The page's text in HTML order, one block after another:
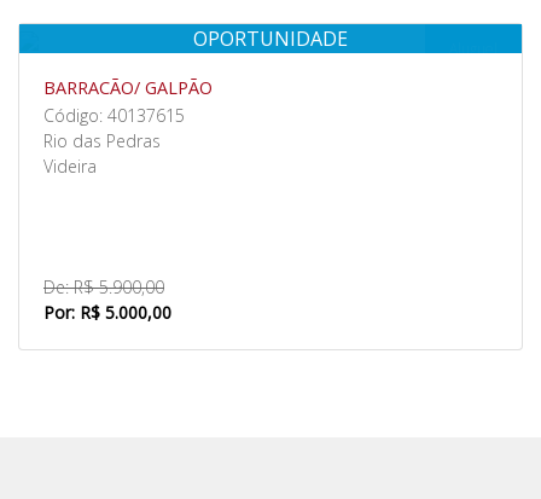
Aluguel
OPORTUNIDADE
BARRACÃO/ GALPÃO
Código: 40137615
Rio das Pedras
Videira
De: R$ 5.900,00
Por: R$ 5.000,00